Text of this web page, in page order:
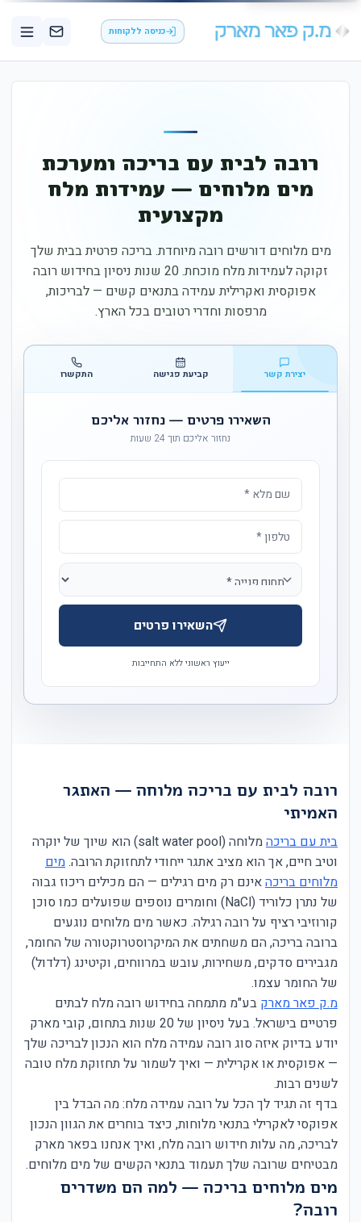
כניסה ללקוחות
רובה לבית עם בריכה ומערכת
מים מלוחים — עמידות מלח
מקצועית
מים מלוחים דורשים רובה מיוחדת. בריכה פרטית בבית שלך
זקוקה לעמידות מלח מוכחת. 20 שנות ניסיון בחידוש רובה
אפוקסית ואקרילית עמידה בתנאים קשים — לבריכות,
מרפסות וחדרי רטובים בכל הארץ.
יצירת קשר קביעת פגישה התקשרו
השאירו פרטים — נחזור אליכם
נחזור אליכם תוך 24 שעות
השאירו פרטים
ייעוץ ראשוני ללא התחייבות
רובה לבית עם בריכה מלוחה — האתגר
האמיתי
בית עם בריכה
מלוחה (salt water pool) הוא שיוך של יוקרה
וטיב חיים, אך הוא מציב אתגר ייחודי לתחזוקת הרובה.מים
מלוחים בריכהאינם רק מים רגילים — הם מכילים ריכוז גבוה
של נתרן כלוריד (NaCl) וחומרים נוספים שפועלים כמו סוכן
קורוזיבי רציף על רובה רגילה. כאשר מים מלוחים נוגעים
ברובה בריכה, הם משחתים את המיקרוסטרוקטורה של החומר,
מגבירים סדקים, משחירות, עובש במרווחים, וקיטינג (דלדול)
של החומר עצמו.
מ.ק פאר מארק בע"מ מתמחה בחידוש רובה מלח לבתים
פרטיים בישראל. בעל ניסיון של 20 שנות בתחום, קובי מארק
יודע בדיוק איזה סוג רובה עמידה מלח הוא הנכון לבריכה שלך
— אפוקסית או אקרילית — ואיך לשמור על תחזוקת מלח טובה
לשנים רבות.
בדף זה תגיד לך הכל על רובה עמידה מלח: מה הבדל בין
אפוקסי לאקרילי בתנאי מלוחות, כיצד בוחרים את הגוון הנכון
לבריכה, מה עלות חידוש רובה מלח, ואיך אנחנו בפאר מארק
מבטיחים שרובה שלך תעמוד בתנאי הקשים של מים מלוחים.
מים מלוחים בריכה — למה הם משדרים
רובה?